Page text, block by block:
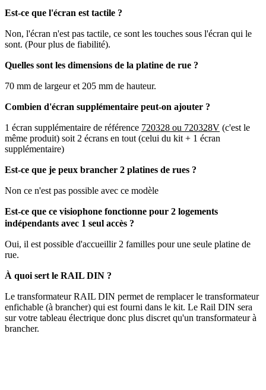
Est-ce que l'écran est tactile ?
Non, l'écran n'est pas tactile, ce sont les touches sous l'écran qui le
sont. (Pour plus de fiabilité).
Quelles sont les dimensions de la platine de rue ?
70 mm de largeur et 205 mm de hauteur.
Combien d'écran supplémentaire peut-on ajouter ?
1 écran supplémentaire de référence 720328 ou 720328V (c'est le
même produit) soit 2 écrans en tout (celui du kit + 1 écran
supplémentaire)
Est-ce que je peux brancher 2 platines de rues ?
Non ce n'est pas possible avec ce modèle
Est-ce que ce visiophone fonctionne pour 2 logements
indépendants avec 1 seul accès ?
Oui, il est possible d'accueillir 2 familles pour une seule platine de
rue.
À quoi sert le RAIL DIN ?
Le transformateur RAIL DIN permet de remplacer le transformateur
enfichable (à brancher) qui est fourni dans le kit. Le Rail DIN sera
sur votre tableau électrique donc plus discret qu'un transformateur à
brancher.